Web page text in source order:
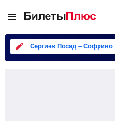
Сергиев Посад – Софрино